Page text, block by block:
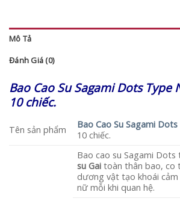
Mô Tả
Đánh Giá (0)
Bao Cao Su Sagami Dots Type
10 chiếc.
Tên sản phẩm Bao Cao Su Sagami
10 chiếc.
Bao cao su Sagami Dots
su Gai toàn thân bao, co
dương vật tạo khoái
nữ mỗi khi quan hệ.